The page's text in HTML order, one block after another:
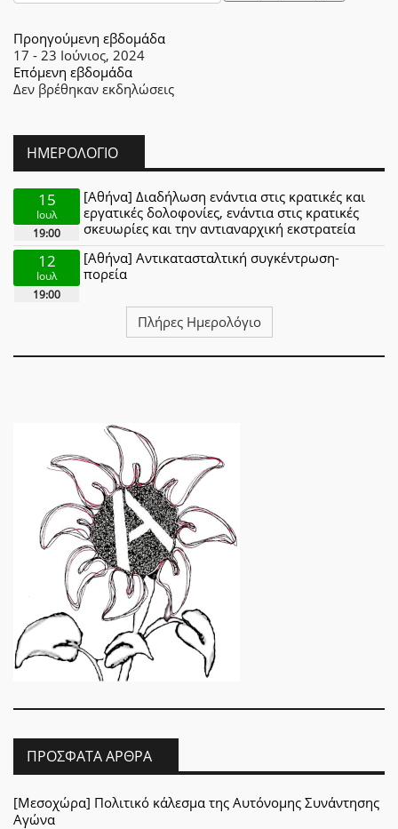
Προηγούμενη εβδομάδα
17 - 23 Ιούνιος, 2024
Επόμενη εβδομάδα
Δεν βρέθηκαν εκδηλώσεις
ΗΜΕΡΟΛΌΓΙΟ
15
Ιουλ
19:00
[Αθήνα] Διαδήλωση ενάντια στις κρατικές και
εργατικές δολοφονίες, ενάντια στις κρατικές
σκευωρίες και την αντιαναρχική εκστρατεία
12
Ιουλ
19:00
[Αθήνα] Αντικατασταλτική συγκέντρωση-
πορεία
Πλήρες Ημερολόγιο
ΠΡΌΣΦΑΤΑ ΆΡΘΡΑ
[Μεσοχώρα] Πολιτικό κάλεσμα της Αυτόνομης Συνάντησης
Αγώνα